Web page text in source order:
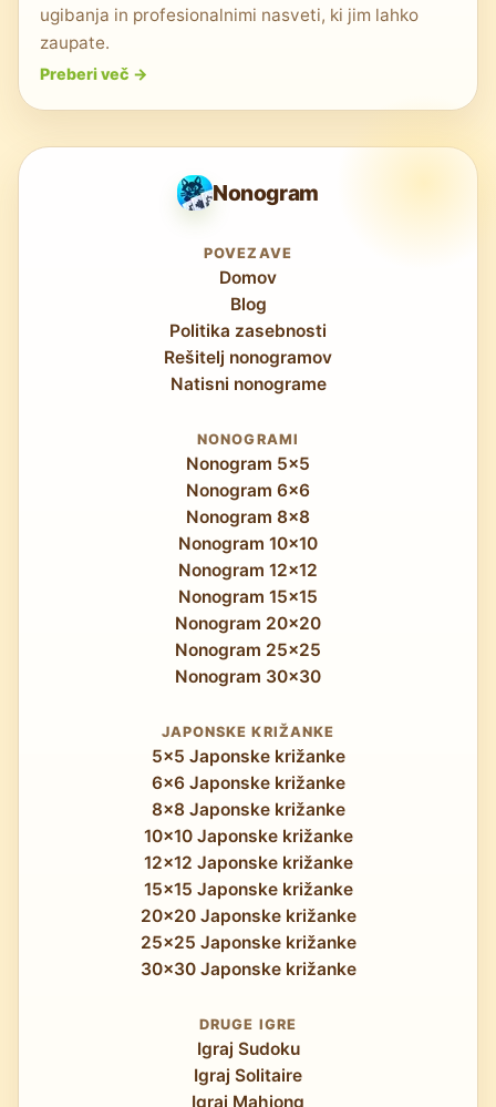
ugibanja in profesionalnimi nasveti, ki jim lahko
zaupate.
Preberi več ->
Nonogram
POVEZAVE
Domov
Blog
Politika zasebnosti
Rešitelj nonogramov
Natisni nonograme
NONOGRAMI
Nonogram 5x5
Nonogram 6x6
Nonogram 8x8
Nonogram 10x10
Nonogram 12x12
Nonogram 15x15
Nonogram 20x20
Nonogram 25x25
Nonogram 30x30
JAPONSKE KRIŽANKE
5x5 Japonske križanke
6x6 Japonske križanke
8x8 Japonske križanke
10x10 Japonske križanke
12x12 Japonske križanke
15x15 Japonske križanke
20x20 Japonske križanke
25x25 Japonske križanke
30x30 Japonske križanke
DRUGE IGRE
Igraj Sudoku
Igraj Solitaire
Igraj Mahjong